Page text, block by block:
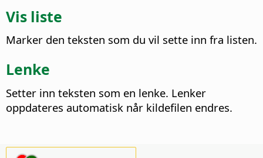
Vis liste
Marker den teksten som du vil sette inn fra listen.
Lenke
Setter inn teksten som en lenke. Lenker
oppdateres automatisk når kildefilen endres.